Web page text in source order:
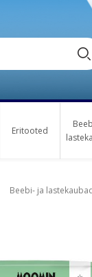
Eritooted
Beebi- ja